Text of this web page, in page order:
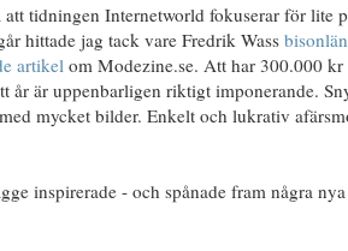
att tidningen Internetworld fokuserar för lite
hittade jag tack vare Fredrik Wass
artikel om Modezine.se. Att har 300.000 kr
år är uppenbarligen riktigt imponerande.
mycket bilder. Enkelt och lukrativ
inspirerade - och spånade fram några nya